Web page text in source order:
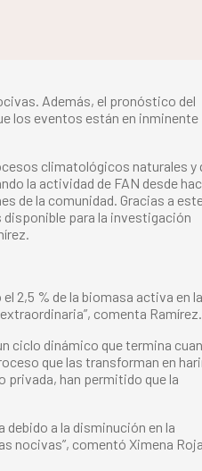
Además, el pronóstico del
los eventos están en inminente
climatológicos naturales y
la actividad de FAN desde
de la comunidad. Gracias a
para la investigación
2,5 % de la biomasa activa en
comenta Ramírez.
ciclo dinámico que termina
que las transforman en
privada, han permitido que la
a la disminución en la
nocivas”, comentó Ximena